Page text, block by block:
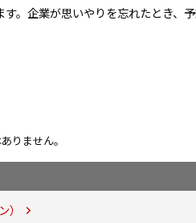
。企業が思いやりを忘れたとき、
りません。